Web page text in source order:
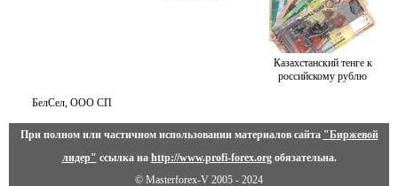
Казахстанский тенге к
российскому рублю
БелСел, ООО СП
При полном или частичном использовании материалов сайта "Биржевой
лидер" ссылка на http://www.profi-forex.orgобязательна.
© Masterforex-V 2005 - 2024